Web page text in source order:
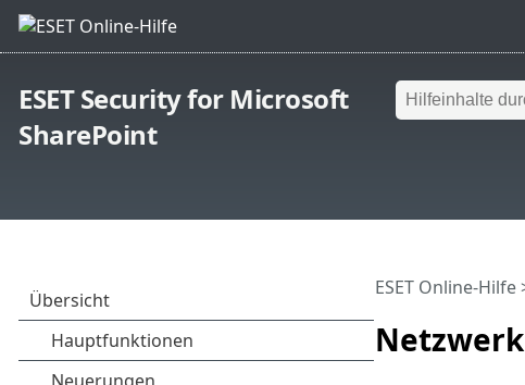
ESET Security for Microsoft
SharePoint
ESET Online-Hilfe